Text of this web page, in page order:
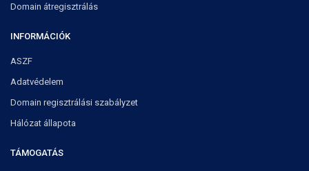
Domain átregisztrálás
INFORMÁCIÓK
ASZF
Adatvédelem
Domain regisztrálási szabályzet
Hálózat állapota
TÁMOGATÁS